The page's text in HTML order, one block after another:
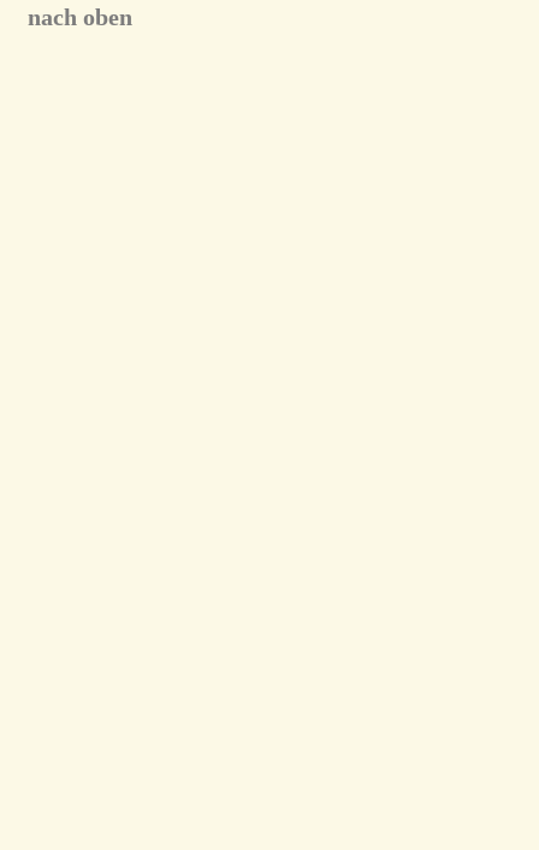
nach oben